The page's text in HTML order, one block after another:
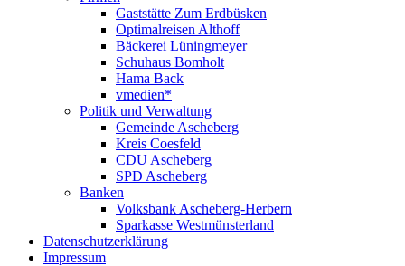
Gaststätte Zum Erdbüsken
Optimalreisen Althoff
Bäckerei Lüningmeyer
Schuhaus Bomholt
Hama Back
vmedien*
Politik und Verwaltung
Gemeinde Ascheberg
Kreis Coesfeld
CDU Ascheberg
SPD Ascheberg
Banken
Volksbank Ascheberg-Herbern
Sparkasse Westmünsterland
Datenschutzerklärung
Impressum